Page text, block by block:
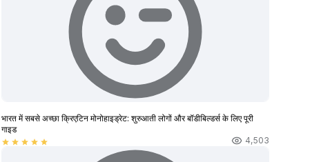
भारत में सबसे अच्छा क्रिएटिन मोनोहाइड्रेट: शुरुआती लोगों और बॉडीबिल्डर्स के लिए पूरी
गाइड
star star star star star 4,503